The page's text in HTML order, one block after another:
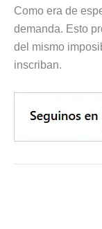
Como era de
demanda. Esto
del mismo
inscriban.